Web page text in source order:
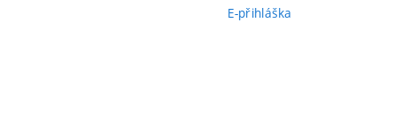
E-přihláška